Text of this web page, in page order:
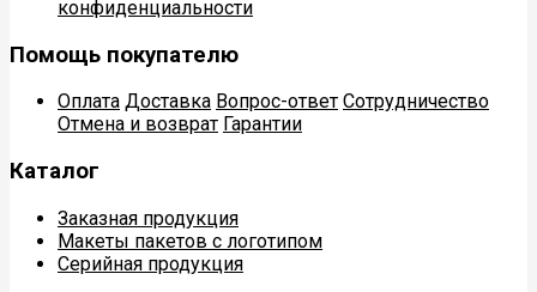
конфиденциальности
Помощь покупателю
Оплата Доставка Вопрос-ответ Сотрудничество
Отмена и возврат Гарантии
Каталог
Заказная продукция
Макеты пакетов с логотипом
Серийная продукция